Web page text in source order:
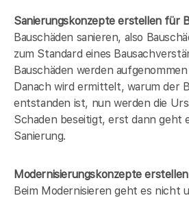
Sanierungskonzepte erstellen für
Bauschäden sanieren, also
zum Standard eines
Bauschäden werden
Danach wird ermittelt, warum der
entstanden ist, nun werden die
Schaden beseitigt, erst dann geht
Sanierung.
Modernisierungskonzepte erstellen
Beim Modernisieren geht es nicht